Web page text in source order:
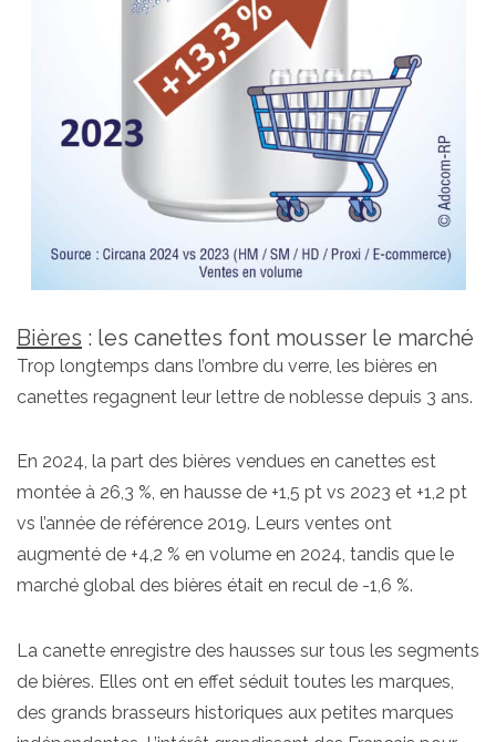
Bières : les canettes font mousser le marché
Trop longtemps dans l’ombre du verre, les bières en
canettes regagnent leur lettre de noblesse depuis 3 ans.
En 2024, la part des bières vendues en canettes est
montée à 26,3 %, en hausse de +1,5 pt vs 2023 et +1,2 pt
vs l’année de référence 2019. Leurs ventes ont
augmenté de +4,2 % en volume en 2024, tandis que le
marché global des bières était en recul de -1,6 %.
La canette enregistre des hausses sur tous les segments
de bières. Elles ont en effet séduit toutes les marques,
des grands brasseurs historiques aux petites marques